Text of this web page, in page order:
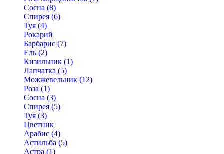
Сосна (8)
Спирея (6)
Туя (4)
Рокарий
Барбарис (7)
Ель (2)
Кизильник (1)
Лапчатка (5)
Можжевельник (12)
Роза (1)
Сосна (3)
Спирея (5)
Туя (3)
Цветник
Арабис (4)
Астильба (5)
Астра (1)